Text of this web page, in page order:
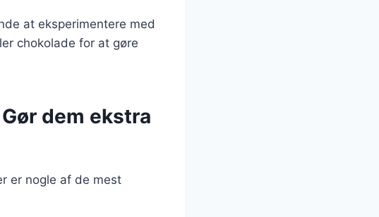
at eksperimentere med
chokolade for at gøre
dem ekstra
er nogle af de mest